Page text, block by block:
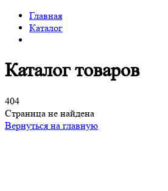
Главная
Каталог
Каталог товаров
404
Страница не найдена
Вернуться на главную